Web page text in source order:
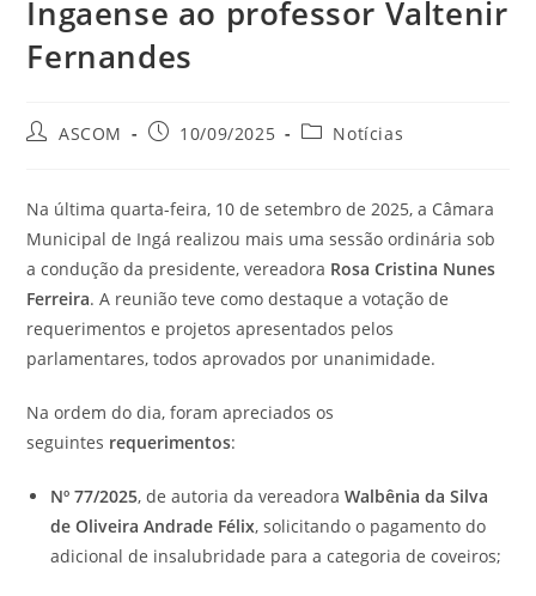
Ingaense ao professor Valtenir
Fernandes
ASCOM 10/09/2025 Notícias
Na última quarta-feira, 10 de setembro de 2025, a Câmara
Municipal de Ingá realizou mais uma sessão ordinária sob
a condução da presidente, vereadora Rosa Cristina Nunes
Ferreira. A reunião teve como destaque a votação de
requerimentos e projetos apresentados pelos
parlamentares, todos aprovados por unanimidade.
Na ordem do dia, foram apreciados os
seguintes requerimentos:
Nº 77/2025, de autoria da vereadoraWalbênia da Silva
de Oliveira Andrade Félix, solicitando o pagamento do
adicional de insalubridade para a categoria de coveiros;